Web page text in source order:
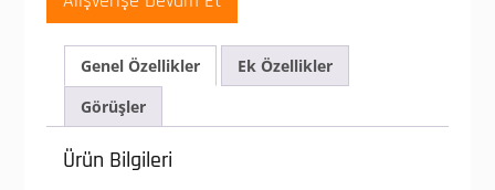
415V
AC
5x16A
3P+N+E
Trifaze
IP67
Hızlı
Bağlantılı
Genel Özellikler
Ek Özellikler
Görüşler
Ürün Bilgileri